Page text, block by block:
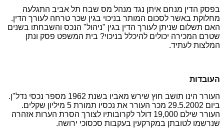
בפסק הדין מנחם איתן נגד מנהל מס שבח תל אביב התגלעה
מחלוקת באשר לסכום המותר בניכוי בגין שכר טרחה לעורך הדין.
האם תשלום שניתן לעורך הדין בגין "ניהול" הנכס והשבחתו בשנים
שטרם המכירה יכולים להיכלל בניכוי? בית המשפט פסק ונתן
המלצות לעתיד.
העובדות
העורר הינו תושב חוץ שירש מאביו בשנת 1962 מספר נכסי נדל"ן.
ביום 29.5.2002 מכר העורר את נכסיו תמורת 5 מיליון שקלים.
העורר שילם 19,000 דולר לקרובותיו לצורך הסרת הערות אזהרה
שנרשמו לטובתן במקרקעין בעקבות סכסוכי ירושה.